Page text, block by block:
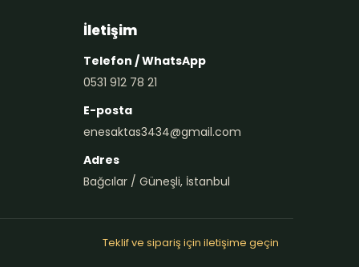
İletişim
Telefon / WhatsApp
0531 912 78 21
E-posta
enesaktas3434@gmail.com
Adres
Bağcılar / Güneşli, İstanbul
Teklif ve sipariş için iletişime geçin